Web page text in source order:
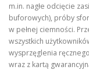
m.in. nagłe odcięcie
buforowych), próby
w pełnej ciemności.
wszystkich
wysprzęglenia
wraz z kartą